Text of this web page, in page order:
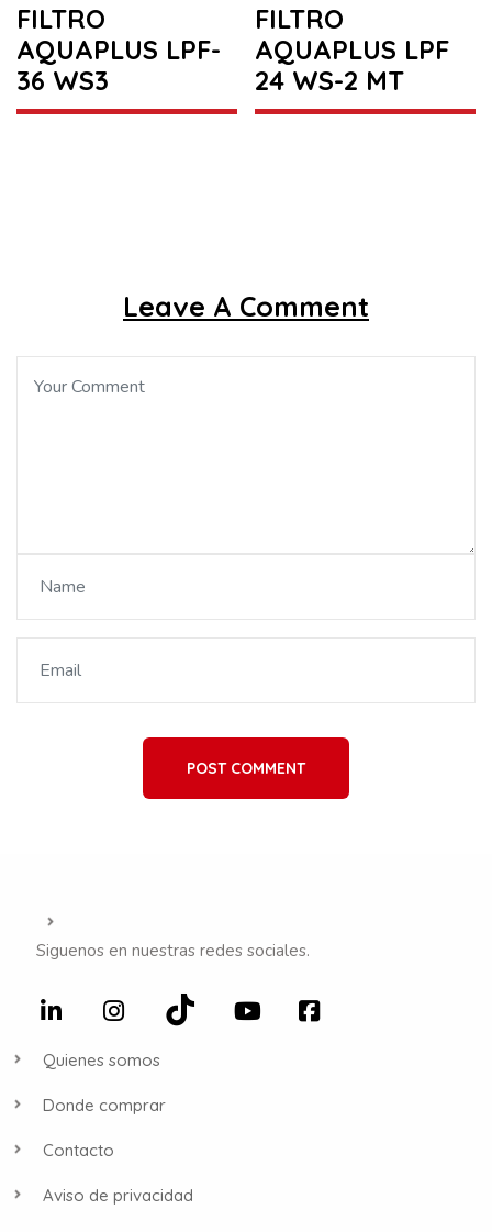
FILTRO
AQUAPLUS LPF-
36 WS3
FILTRO
AQUAPLUS LPF
24 WS-2 MT
Leave A Comment
POST COMMENT
Siguenos en nuestras redes sociales.
Quienes somos
Donde comprar
Contacto
Aviso de privacidad